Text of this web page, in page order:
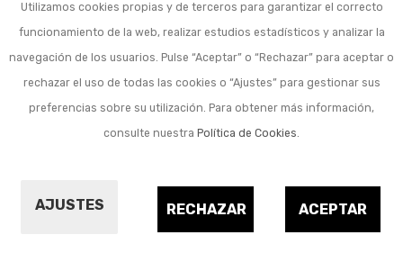
Utilizamos cookies propias y de terceros para garantizar el correcto
funcionamiento de la web, realizar estudios estadísticos y analizar la
navegación de los usuarios. Pulse “Aceptar” o “Rechazar” para aceptar o
rechazar el uso de todas las cookies o “Ajustes” para gestionar sus
preferencias sobre su utilización. Para obtener más información,
consulte nuestra Política de Cookies.
AJUSTES ACEPTAR
RECHAZAR
Cuchillos universales
cocina